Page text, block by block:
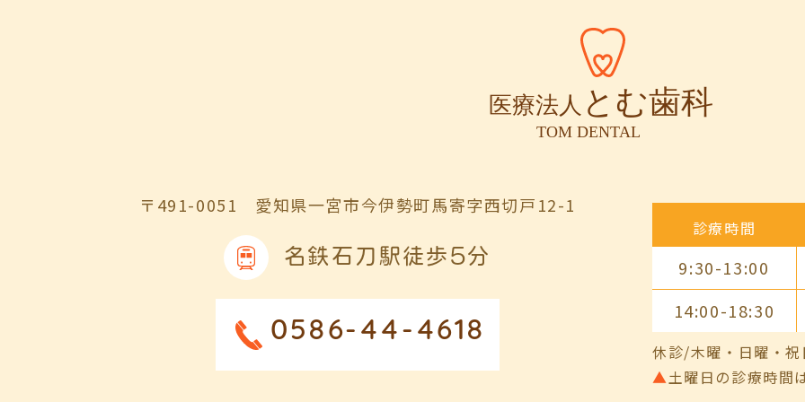
〒491-0051 愛知県一宮市今伊勢町馬寄字西切戸12-1
名鉄石刀駅徒歩5分
0586-44-4618
診療時間
9:30-13:00
14:00-18:30
休診/木曜・日曜・祝
▲土曜日の診療時